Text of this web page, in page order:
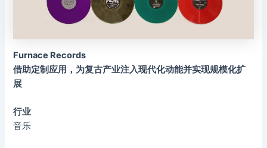
Furnace Records
借助定制应用，为复古产业注入现代化动能并实现规模化扩
展
行业
音乐